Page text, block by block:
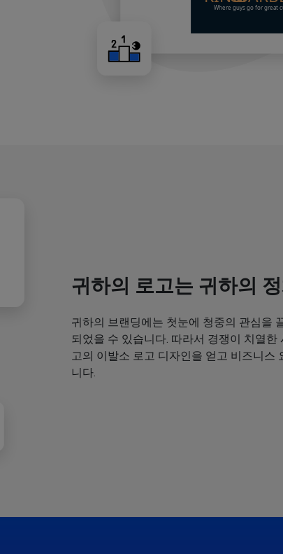
귀하의 로고는 귀하의
귀하의 브랜딩에는 첫눈에 청중의 관심을
되었을 수 있습니다. 따라서 경쟁이 치열한
고의 이발소 로고 디자인을 얻고 비즈니스
니다.